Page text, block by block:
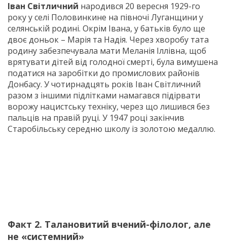
Іван Світличний народився 20 вересня 1929-го
року у селі Половинкине на півночі Луганщини у
селянській родині. Окрім Івана, у батьків було ще
двоє доньок – Марія та Надія. Через хворобу тата
родину забезпечувала мати Меланія Іллівна, щоб
врятувати дітей від голодної смерті, була вимушена
податися на заробітки до промислових районів
Донбасу. У чотирнадцять років Іван Світличний
разом з іншими підлітками намагався підірвати
ворожу нацистську техніку, через що лишився без
пальців на правій руці. У 1947 році закінчив
Старобільську середню школу із золотою медаллю.
Факт 2. Талановитий вчений-філолог, але
не «системний»